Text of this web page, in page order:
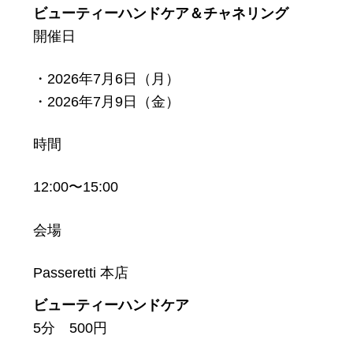
ビューティーハンドケア＆チャネリング
開催日
・2026年7月6日（月）
・2026年7月9日（金）
時間
12:00〜15:00
会場
Passeretti 本店
ビューティーハンドケア
5分 500円